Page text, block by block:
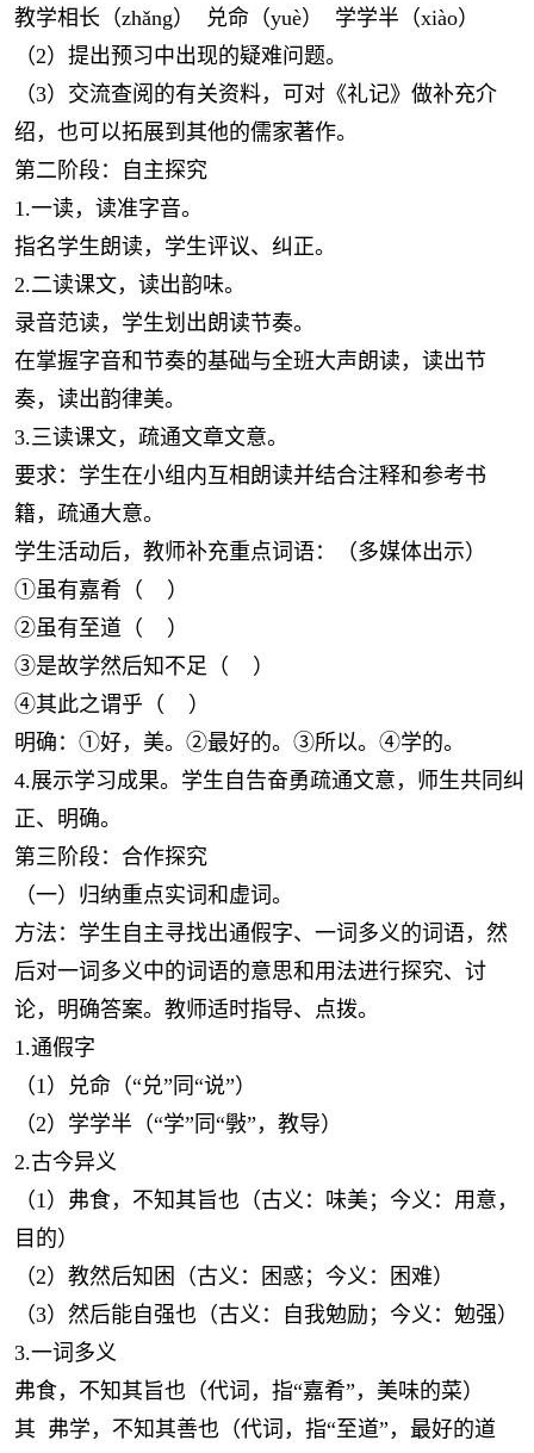
教学相长（zhǎng） 兑命（yuè） 学学半（xiào）
（2）提出预习中出现的疑难问题。
（3）交流查阅的有关资料，可对《礼记》做补充介
绍，也可以拓展到其他的儒家著作。
第二阶段：自主探究
1.一读，读准字音。
指名学生朗读，学生评议、纠正。
2.二读课文，读出韵味。
录音范读，学生划出朗读节奏。
在掌握字音和节奏的基础与全班大声朗读，读出节
奏，读出韵律美。
3.三读课文，疏通文章文意。
要求：学生在小组内互相朗读并结合注释和参考书
籍，疏通大意。
学生活动后，教师补充重点词语：（多媒体出示）
①虽有嘉肴（ ）
②虽有至道（ ）
③是故学然后知不足（ ）
④其此之谓乎（ ）
明确：①好，美。②最好的。③所以。④学的。
4.展示学习成果。学生自告奋勇疏通文意，师生共同纠
正、明确。
第三阶段：合作探究
（一）归纳重点实词和虚词。
方法：学生自主寻找出通假字、一词多义的词语，然
后对一词多义中的词语的意思和用法进行探究、讨
论，明确答案。教师适时指导、点拨。
1.通假字
（1）兑命（“兑”同“说”）
（2）学学半（“学”同“斅”，教导）
2.古今异义
（1）弗食，不知其旨也（古义：味美；今义：用意，
目的）
（2）教然后知困（古义：困惑；今义：困难）
（3）然后能自强也（古义：自我勉励；今义：勉强）
3.一词多义
弗食，不知其旨也（代词，指“嘉肴”，美味的菜）
其 弗学，不知其善也（代词，指“至道”，最好的道